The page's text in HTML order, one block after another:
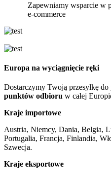
Zapewniamy wsparcie w
e-commerce
Europa na wyciągnięcie ręki
Dostarczymy Twoją przesyłkę do
punktów odbioru w całej
Kraje importowe
Austria, Niemcy, Dania, Belgia,
Portugalia, Francja, Finlandia,
Szwecja.
Kraje eksportowe